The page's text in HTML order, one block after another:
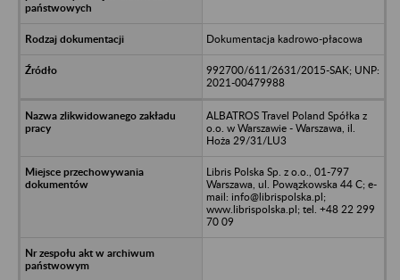
Dokumentacja kadrowo-płacowa
992700/611/2631/2015-SAK; UNP:
2021-00479988
ALBATROS Travel Poland Spółka z
o.o. w Warszawie - Warszawa, il.
Hoża 29/31/LU3
Libris Polska Sp. z o.o., 01-797
Warszawa, ul. Powązkowska 44 C; e-
mail: info@librispolska.pl;
www.librispolska.pl; tel. +48 22 299
70 09